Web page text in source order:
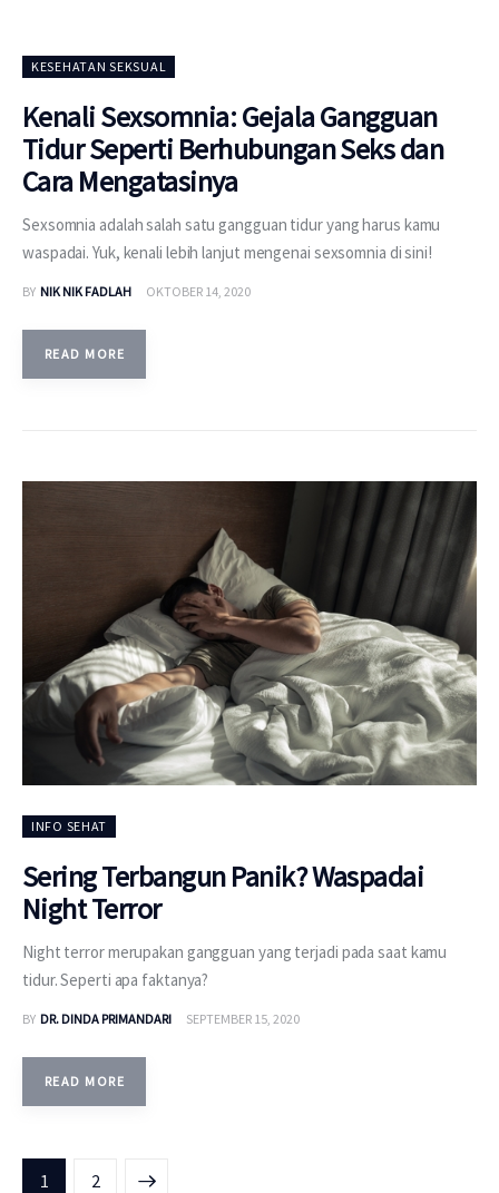
KESEHATAN SEKSUAL
Kenali Sexsomnia: Gejala Gangguan
Tidur Seperti Berhubungan Seks dan
Cara Mengatasinya
Sexsomnia adalah salah satu gangguan tidur yang harus kamu
waspadai. Yuk, kenali lebih lanjut mengenai sexsomnia di sini!
BY NIK NIK FADLAH OKTOBER 14, 2020
READ MORE
INFO SEHAT
Sering Terbangun Panik? Waspadai
Night Terror
Night terror merupakan gangguan yang terjadi pada saat kamu
tidur. Seperti apa faktanya?
BY DR. DINDA PRIMANDARI SEPTEMBER 15, 2020
READ MORE
1 2